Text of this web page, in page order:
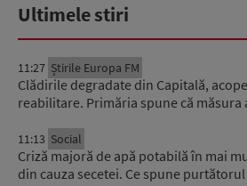
Ultimele stiri
11:27 Știrile Europa FM
Clădirile degradate din Capitală,
reabilitare. Primăria spune că
11:13 Social
Criză majoră de apă potabilă în mai
din cauza secetei. Ce spune